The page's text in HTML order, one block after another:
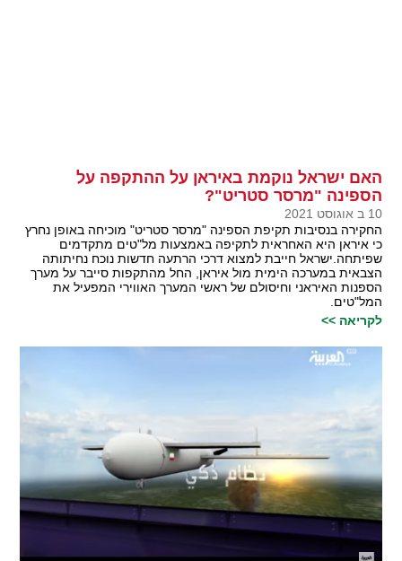
האם ישראל נוקמת באיראן על ההתקפה על
הספינה "מרסר סטריט"?
10 ב אוגוסט 2021
החקירה בנסיבות תקיפת הספינה "מרסר סטריט" מוכיחה באופן נחרץ
כי איראן היא האחראית לתקיפה באמצעות מל"טים מתקדמים
שפיתחה.ישראל חייבת למצוא דרכי הרתעה חדשות נוכח נחיתותה
הצבאית במערכה הימית מול איראן, החל מהתקפות סייבר על מערך
הספנות האיראני וחיסולם של ראשי המערך האווירי המפעיל את
המל"טים.
לקריאה >>